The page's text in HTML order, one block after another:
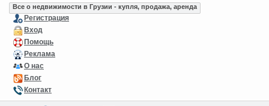
Все о недвижимости в Грузии - купля, продажа, аренда
Регистрация
Вход
Помощь
Реклама
О нас
Блог
Контакт